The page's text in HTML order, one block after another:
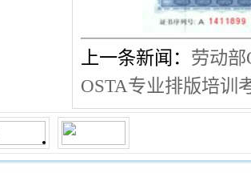
上一条新闻： 劳动部
OSTA专业排版培训